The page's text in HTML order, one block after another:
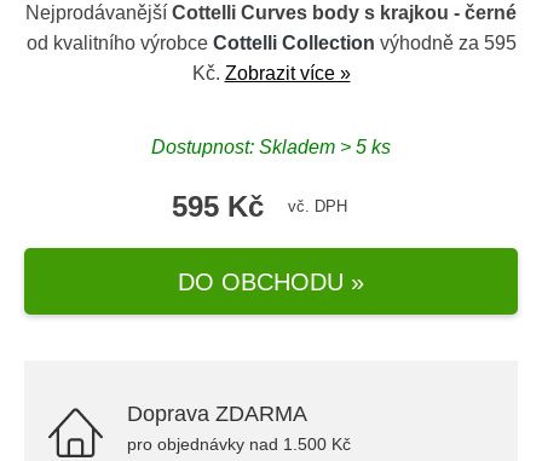
Nejprodávanější Cottelli Curves body s krajkou - černé
od kvalitního výrobce Cottelli Collection výhodně za 595
Kč. Zobrazit více »
Dostupnost: Skladem > 5 ks
595 Kč vč. DPH
DO OBCHODU »
Doprava ZDARMA
pro objednávky nad 1.500 Kč